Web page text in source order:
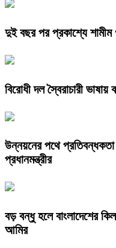
দুই বছর পর প্রকাশ্যে শামীম
বিরোধী দল স্বৈরাচারী
উন্নয়নের পথে
প্রধানমন্ত্রীর
বড় বন্ধু হলে বাংলাদেশের
আমির